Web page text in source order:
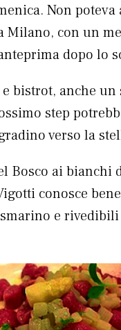
Non
Milano, con un
dopo lo
bistrot, anche
step
verso la
Bosco ai
conosce
e